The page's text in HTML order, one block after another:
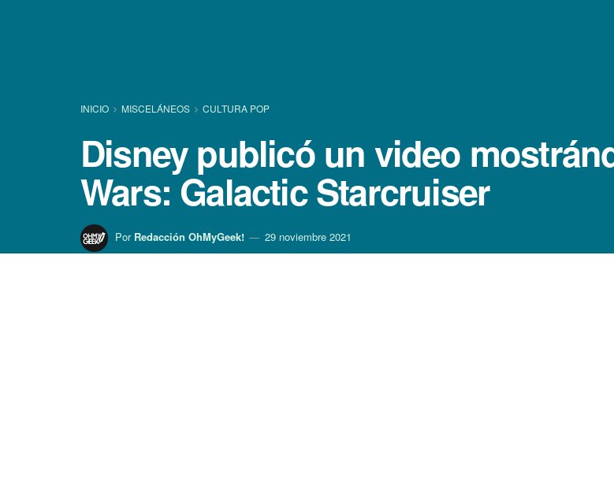
INICIO MISCELÁNEOS CULTURA POP
Disney publicó un video
Wars: Galactic Starcruiser
Por Redacción OhMyGeek! 29 noviembre 2021